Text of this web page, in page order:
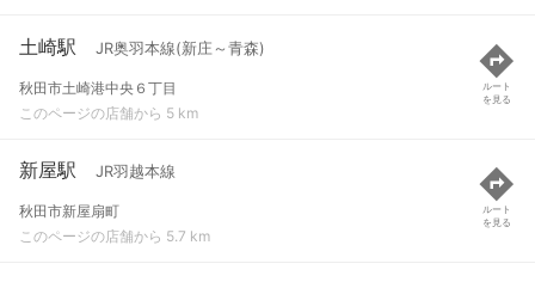
土崎駅 JR奥羽本線(新庄～青森)
秋田市土崎港中央６丁目
このページの店舗から 5 km
ルート
を見る
新屋駅 JR羽越本線
秋田市新屋扇町
このページの店舗から 5.7 km
ルート
を見る